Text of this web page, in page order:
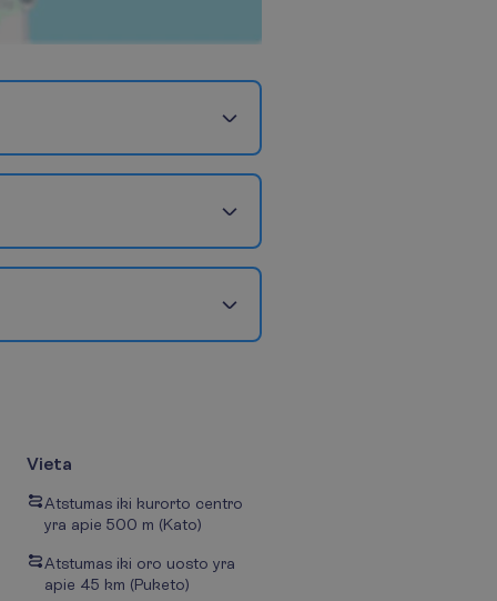
Vieta
Atstumas iki kurorto centro
yra apie 500 m (Kato)
Atstumas iki oro uosto yra
apie 45 km (Puketo)